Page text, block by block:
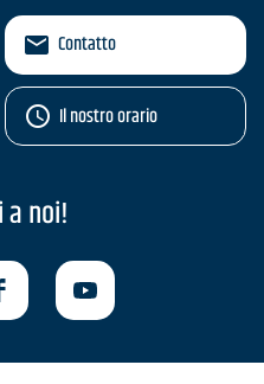
Contatto
Il nostro orario
a noi!